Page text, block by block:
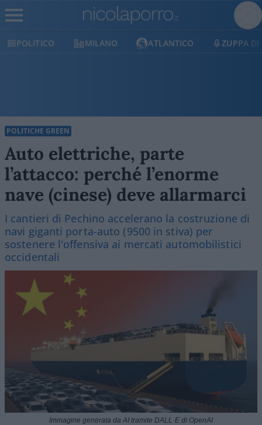
POLITICO MILANO ATLANTICO ZUPPA DI
POLITICHE GREEN
Auto elettriche, parte
l’attacco: perché l’enorme
nave (cinese) deve allarmarci
I cantieri di Pechino accelerano la costruzione di
navi giganti porta-auto (9500 in stiva) per
sostenere l'offensiva ai mercati automobilistici
occidentali
Immagine generata da AI tramite DALL·E di OpenAI